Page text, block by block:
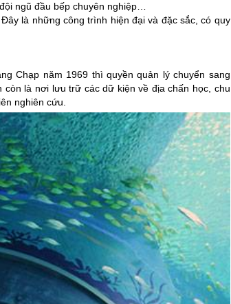
ngũ đầu bếp chuyên nghiệp…
là những công trình hiện đại và đặc sắc, có quy
Chạp năm 1969 thì quyền quản lý chuyển sang
là nơi lưu trữ các dữ kiện về địa chấn học, chu
nghiên cứu.